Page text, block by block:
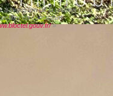
à la gestion de la relation
en contactant
»